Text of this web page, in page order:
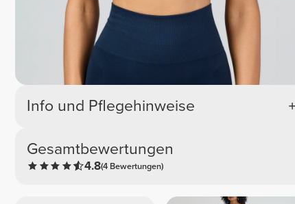
Info und Pflegehinweise
Gesamtbewertungen
4.8(4 Bewertungen)